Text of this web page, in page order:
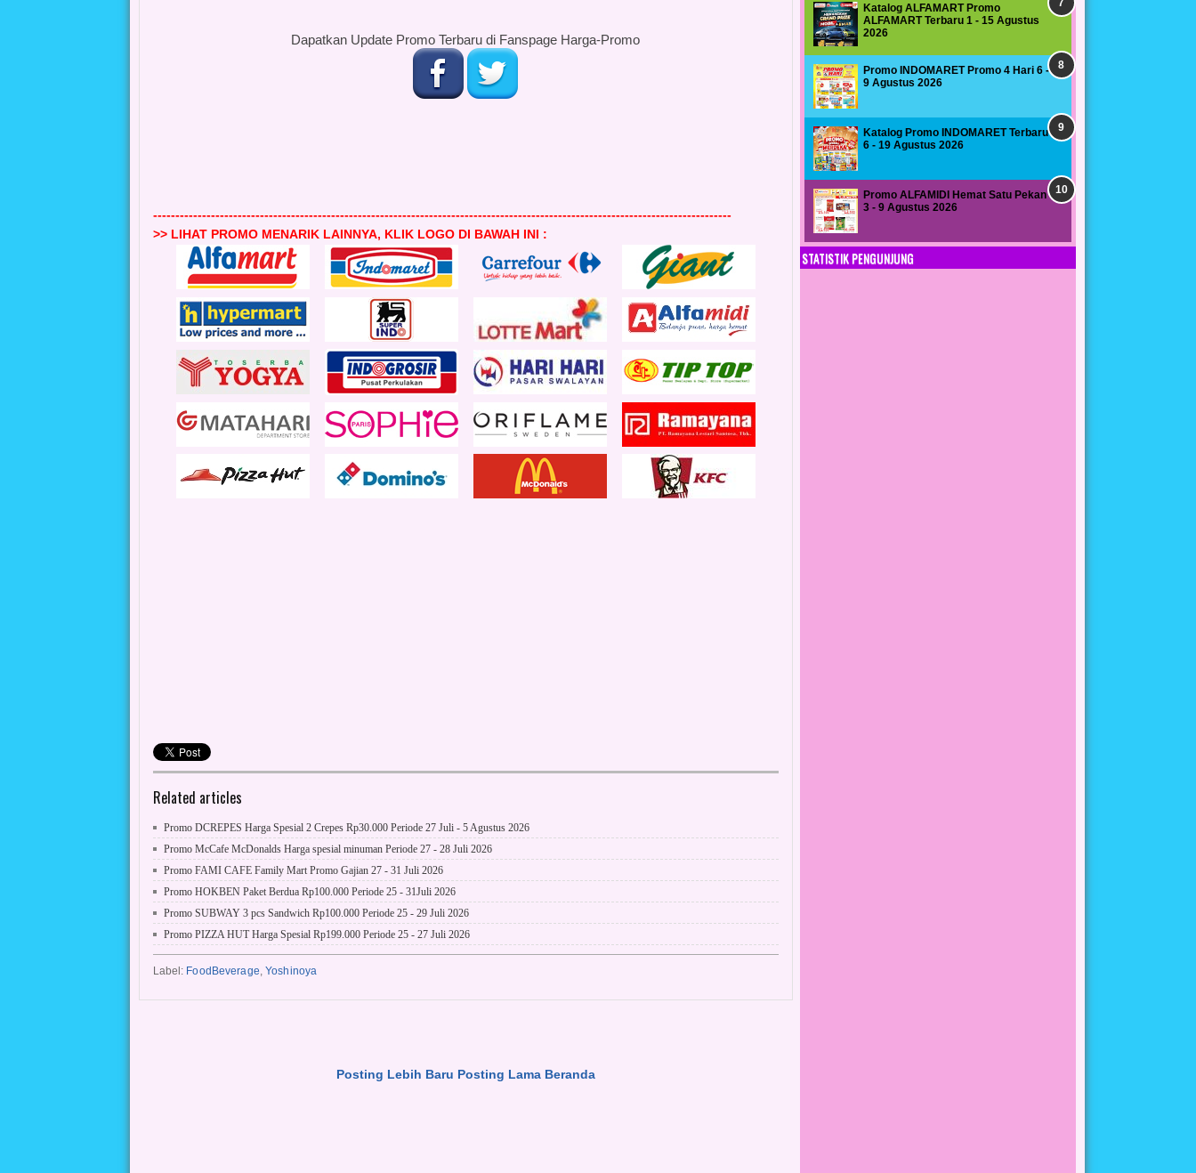
Dapatkan Update Promo Terbaru di Fanspage Harga-Promo
----------------------------------------------------------------------------------------------------------------------------------
>> LIHAT PROMO MENARIK LAINNYA, KLIK LOGO DI BAWAH INI :
Related articles
Promo DCREPES Harga Spesial 2 Crepes Rp30.000 Periode 27 Juli - 5 Agustus 2026
Promo McCafe McDonalds Harga spesial minuman Periode 27 - 28 Juli 2026
Promo FAMI CAFE Family Mart Promo Gajian 27 - 31 Juli 2026
Promo HOKBEN Paket Berdua Rp100.000 Periode 25 - 31Juli 2026
Promo SUBWAY 3 pcs Sandwich Rp100.000 Periode 25 - 29 Juli 2026
Promo PIZZA HUT Harga Spesial Rp199.000 Periode 25 - 27 Juli 2026
Label: FoodBeverage,Yoshinoya
Posting Lebih Baru Posting Lama Beranda
Katalog ALFAMART Promo
ALFAMART Terbaru 1 - 15 Agustus
2026
Promo INDOMARET Promo 4 Hari 6 -
9 Agustus 2026
Katalog Promo INDOMARET Terbaru
6 - 19 Agustus 2026
Promo ALFAMIDI Hemat Satu Pekan
3 - 9 Agustus 2026
STATISTIK PENGUNJUNG